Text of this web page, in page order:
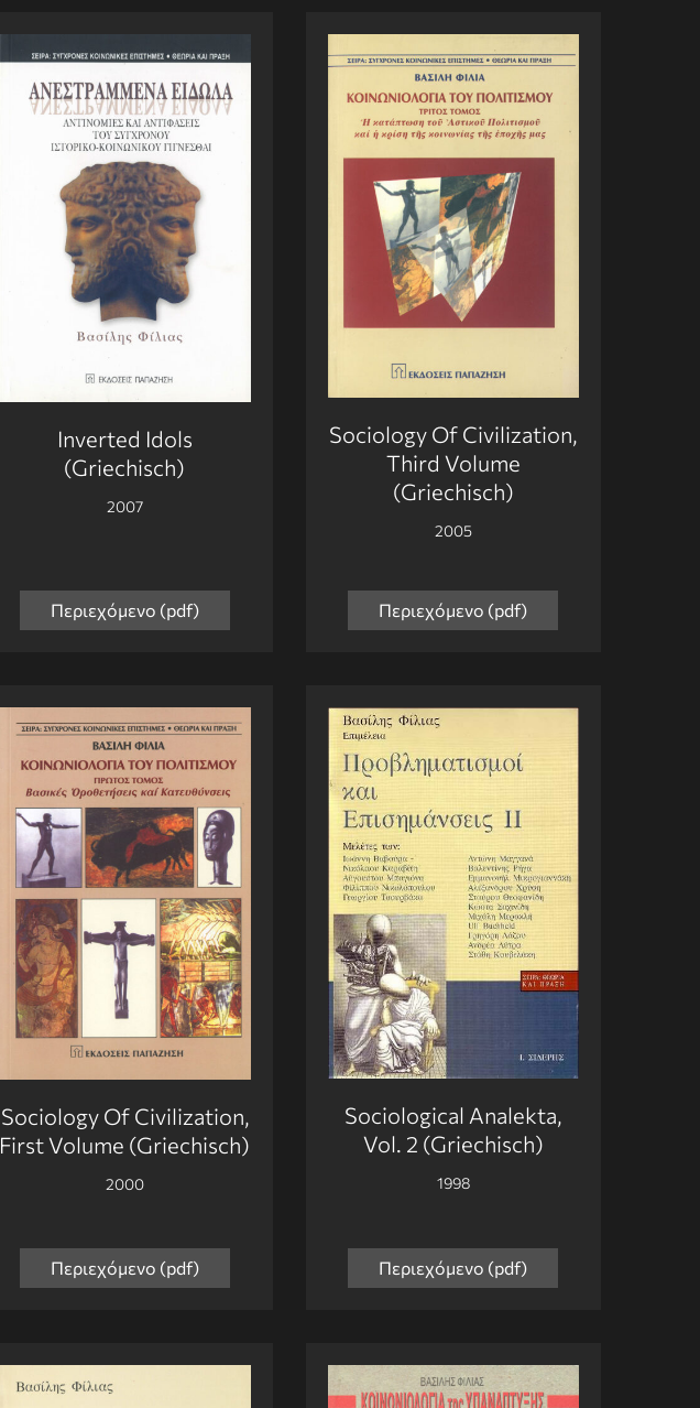
Inverted Idols
(Griechisch)
2007
Περιεχόμενο (pdf)
Sociology Of Civilization,
Third Volume
(Griechisch)
2005
Περιεχόμενο (pdf)
Sociology Of Civilization,
First Volume (Griechisch)
2000
Περιεχόμενο (pdf)
Sociological Analekta,
Vol. 2 (Griechisch)
1998
Περιεχόμενο (pdf)